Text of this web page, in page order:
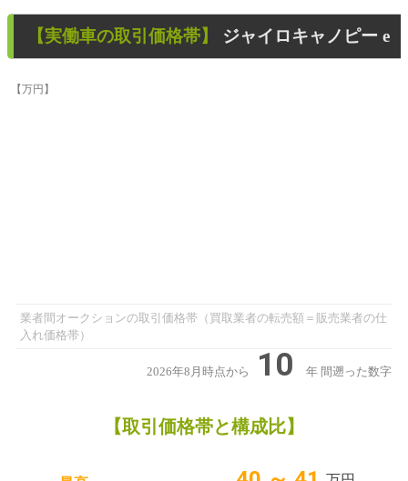
【実働車の取引価格帯】 ジャイロキャノピー e
【万円】
業者間オークションの取引価格帯（買取業者の転売額＝販売業者の仕
入れ価格帯）
2026年8月時点から 10 年 間遡った数字
【取引価格帯と構成比】